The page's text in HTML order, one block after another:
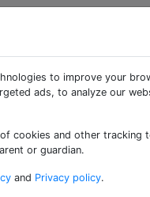
écran à
to improve your
ads, to analyze our
cookies and other tracking
or guardian.
and Privacy policy.